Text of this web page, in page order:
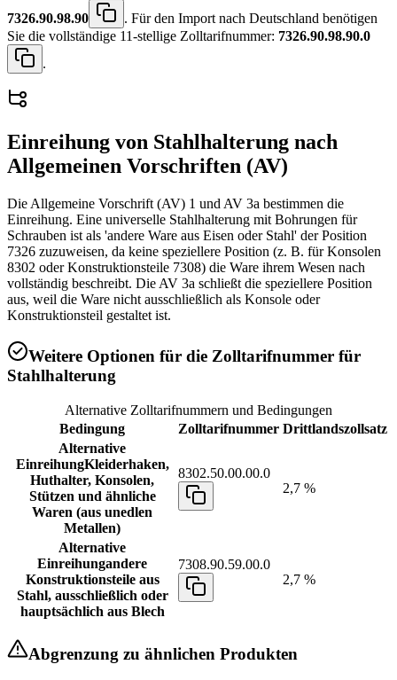
7326.90.98.90
. Für den Import nach Deutschland benötigen
Sie die vollständige 11-stellige Zolltarifnummer: 7326.90.98.90.0
.
Einreihung von Stahlhalterung nach
Allgemeinen Vorschriften (AV)
Die Allgemeine Vorschrift (AV) 1 und AV 3a bestimmen die
Einreihung. Eine universelle Stahlhalterung mit Bohrungen für
Schrauben ist als 'andere Ware aus Eisen oder Stahl' der Position
7326 zuzuweisen, da keine speziellere Position (z. B. für Konsolen
8302 oder Konstruktionsteile 7308) die Ware ihrem Wesen nach
vollständig beschreibt. Die AV 3a schließt die speziellere Position
aus, weil die Ware nicht ausschließlich als Konsole oder
Konstruktionsteil gestaltet ist.
Weitere Optionen für die Zolltarifnummer für
Stahlhalterung
Alternative Zolltarifnummern und Bedingungen
Bedingung
Zolltarifnummer Drittlandszollsatz
Alternative
EinreihungKleiderhaken,
Huthalter, Konsolen,
Stützen und ähnliche
Waren (aus unedlen
Metallen)
8302.50.00.00.0
2,7 %
Alternative
Einreihungandere
Konstruktionsteile aus
Stahl, ausschließlich oder
hauptsächlich aus Blech
7308.90.59.00.0
2,7 %
Abgrenzung zu ähnlichen Produkten